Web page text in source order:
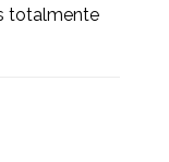
totalmente